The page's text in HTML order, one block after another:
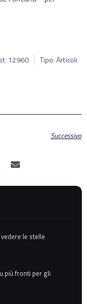
12960 Tipo: Articoli
Successivo
le stelle
più fronti per gli